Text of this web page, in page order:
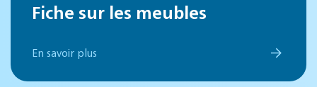
Fiche sur les meubles
En savoir plus